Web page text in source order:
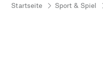
Startseite Sport & Spiel